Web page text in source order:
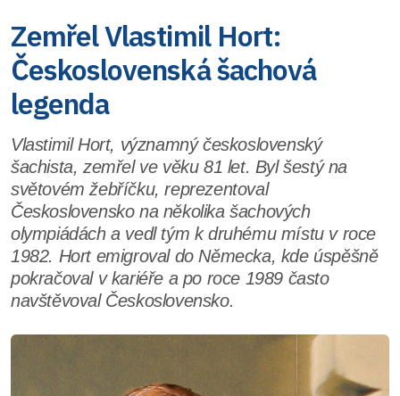
Zemřel Vlastimil Hort:
Československá šachová
legenda
Vlastimil Hort, významný československý
šachista, zemřel ve věku 81 let. Byl šestý na
světovém žebříčku, reprezentoval
Československo na několika šachových
olympiádách a vedl tým k druhému místu v roce
1982. Hort emigroval do Německa, kde úspěšně
pokračoval v kariéře a po roce 1989 často
navštěvoval Československo.